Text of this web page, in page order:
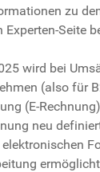
zu
Seite
wird bei
(also für
(E-Rechnung)
neu